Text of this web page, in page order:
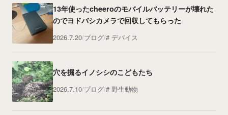
13年使ったcheeroのモバイルバッテリーが壊れた
のでヨドバシカメラで回収してもらった
2026.7.20 ブログ デバイス
穴を掘るイノシシのこどもたち
2026.7.10 ブログ 野生動物